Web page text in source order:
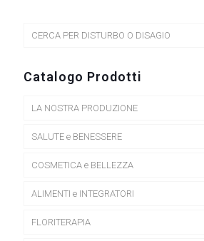
CERCA PER DISTURBO O DISAGIO
Catalogo Prodotti
LA NOSTRA PRODUZIONE
SALUTE e BENESSERE
COSMETICA e BELLEZZA
ALIMENTI e INTEGRATORI
FLORITERAPIA